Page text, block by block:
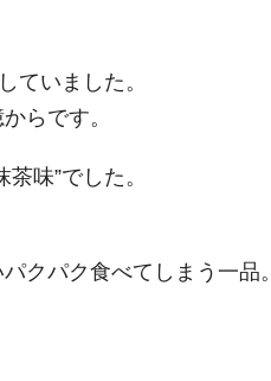
ていました。
らです。
味”でした。
クパク食べてしまう一品。